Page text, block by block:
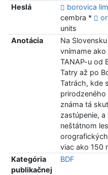
Heslá borovica
cembra *
units
Anotácia
Na
vnímame
TANAP-u od
Tatry až po
Tatrách, kde
prirodzeného
známa tá
zastúpenie,
neštátnom
viac ako 150
Kategória
publikačnej
BDF